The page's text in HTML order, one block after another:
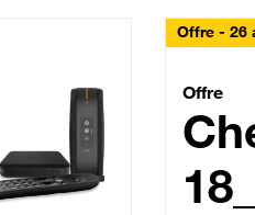
Offre - 26
Offre